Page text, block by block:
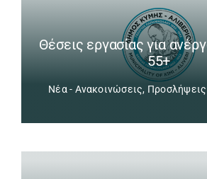
Θέσεις εργασίας για
55+
Νέα - Ανακοινώσεις,